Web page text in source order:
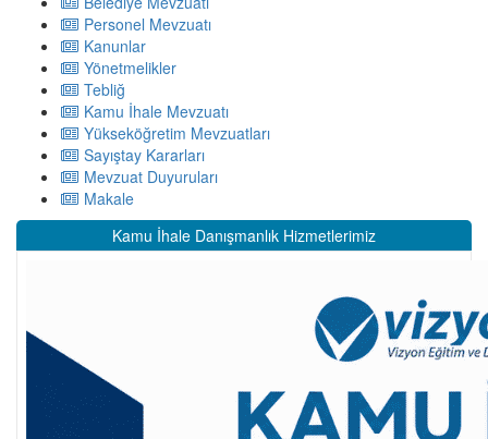
Personel Mevzuatı
Kanunlar
Yönetmelikler
Tebliğ
Kamu İhale Mevzuatı
Yükseköğretim Mevzuatları
Sayıştay Kararları
Mevzuat Duyuruları
Makale
Kamu İhale Danışmanlık Hizmetlerimiz